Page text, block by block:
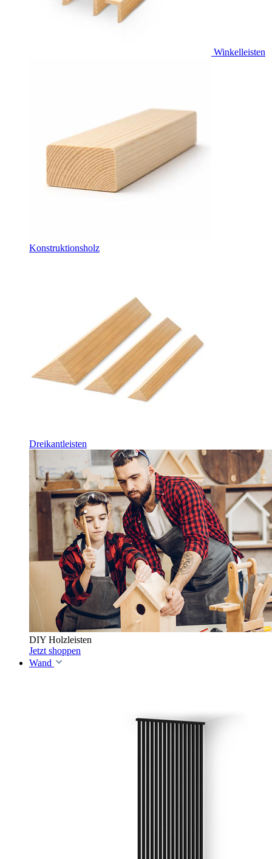
Winkelleisten
Konstruktionsholz
Dreikantleisten
DIY Holzleisten
Jetzt shoppen
Wand